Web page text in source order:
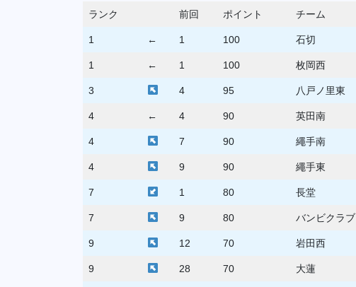
ランク 前回 ポイント チーム
1 ← 1 100 石切
1 ← 1 100 枚岡西
3 4 95 八戸ノ里東
4 ← 4 90 英田南
4 7 90 繩手南
4 9 90 繩手東
7 1 80 長堂
7 9 80 バンビクラブ
9 12 70 岩田西
9 28 70 大蓮